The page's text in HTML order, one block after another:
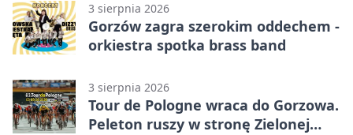
3 sierpnia 2026
Gorzów zagra szerokim oddechem -
orkiestra spotka brass band
3 sierpnia 2026
Tour de Pologne wraca do Gorzowa.
Peleton ruszy w stronę Zielonej